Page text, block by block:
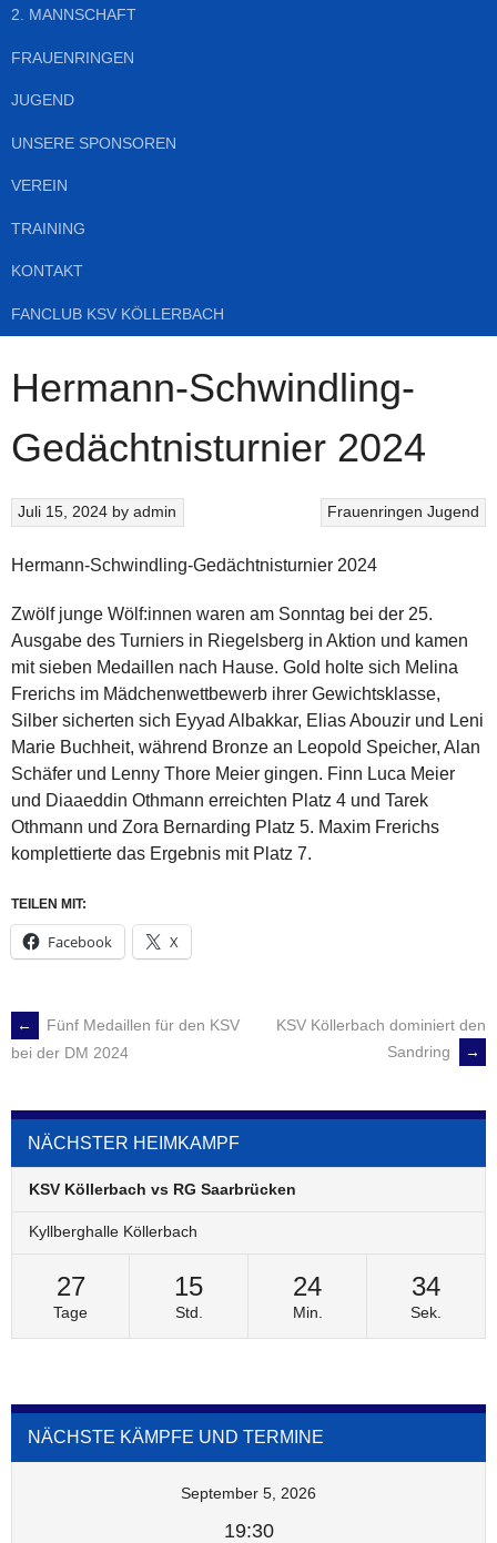
2. MANNSCHAFT
FRAUENRINGEN
JUGEND
UNSERE SPONSOREN
VEREIN
TRAINING
KONTAKT
FANCLUB KSV KÖLLERBACH
Hermann-Schwindling-
Gedächtnisturnier 2024
Frauenringen Jugend
Juli 15, 2024 byadmin
Hermann-Schwindling-Gedächtnisturnier 2024
Zwölf junge Wölf:innen waren am Sonntag bei der 25.
Ausgabe des Turniers in Riegelsberg in Aktion und kamen
mit sieben Medaillen nach Hause. Gold holte sich Melina
Frerichs im Mädchenwettbewerb ihrer Gewichtsklasse,
Silber sicherten sich Eyyad Albakkar, Elias Abouzir und Leni
Marie Buchheit, während Bronze an Leopold Speicher, Alan
Schäfer und Lenny Thore Meier gingen. Finn Luca Meier
und Diaaeddin Othmann erreichten Platz 4 und Tarek
Othmann und Zora Bernarding Platz 5. Maxim Frerichs
komplettierte das Ergebnis mit Platz 7.
TEILEN MIT:
Facebook X
POST
NAVIGATION
←
Fünf Medaillen für den KSV
bei der DM 2024
KSV Köllerbach dominiert den
Sandring
→
NÄCHSTER HEIMKAMPF
KSV Köllerbach vs RG Saarbrücken
Kyllberghalle Köllerbach
27
Tage
15
Std.
24
Min.
34
Sek.
NÄCHSTE KÄMPFE UND TERMINE
September 5, 2026
19:30